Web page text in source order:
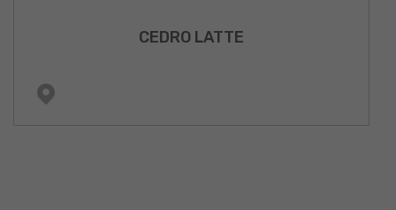
CEDRO LATTE